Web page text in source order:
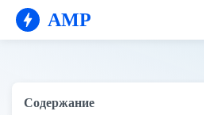
AMP
Содержание